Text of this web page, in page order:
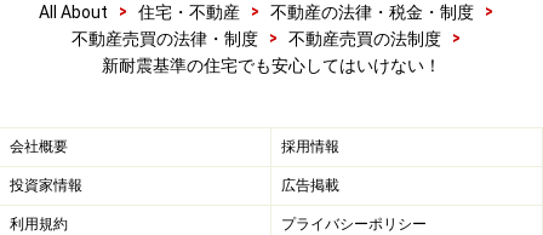
All About > 住宅・不動産 > 不動産の法律・税金・制度
>
不動産売買の法律・制度
> 不動産売買の法制度
>
新耐震基準の住宅でも安心してはいけない！
会社概要 採用情報
投資家情報 広告掲載
利用規約 プライバシーポリシー